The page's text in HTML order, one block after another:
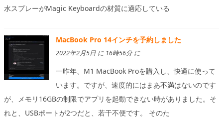
水スプレーがMagic Keyboardの材質に適応している
MacBook Pro 14インチを予約しました
2022年2月5日 に 16時56分 に
一昨年、M1 MacBook Proを購入し、快適に使って
います。ですが、速度的にはまあ不満はないのです
が、メモリ16GBの制限でアプリを起動できない時がありました。そ
れと、USBポートが2つだと、若干不便です。 そのた